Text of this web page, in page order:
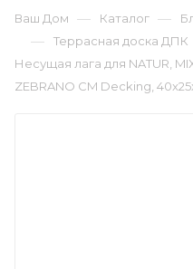
Ваш Дом — Каталог —
— Террасная доска ДПК
Несущая лага для NATUR,
ZEBRANO CM Decking,